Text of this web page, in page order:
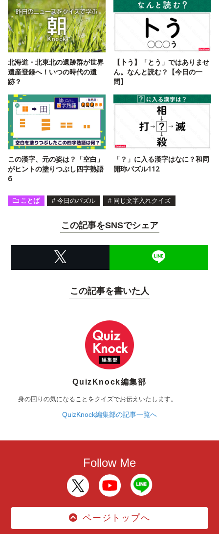
北海道・北東北の遺跡群が世界
遺産登録へ！いつの時代の遺
跡？
【卜う】「とう」ではありませ
ん。なんと読む？【今日の一
問】
この漢字、元の姿は？「空白」
がヒントの塗りつぶし四字熟語
6
「？」に入る漢字はなに？和同
開珎パズル112
ことば # 今日のパズル # 同じ文字入れクイズ
この記事をSNSでシェア
この記事を書いた人
QuizKnock編集部
身の回りの気になることをクイズでお伝えいたします。
QuizKnock編集部の記事一覧へ
Follow Me
ページトップへ